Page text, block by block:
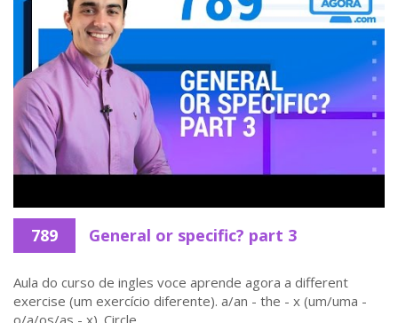
789 General or specific? part 3
Aula do curso de ingles voce aprende agora a different
exercise (um exercício diferente). a/an - the - x (um/uma -
o/a/os/as - x). Circle ...